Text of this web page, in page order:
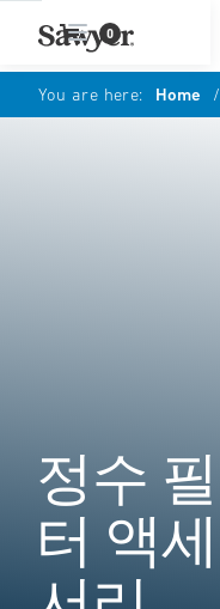
0
You are here: Home /
정수 필
터 액세